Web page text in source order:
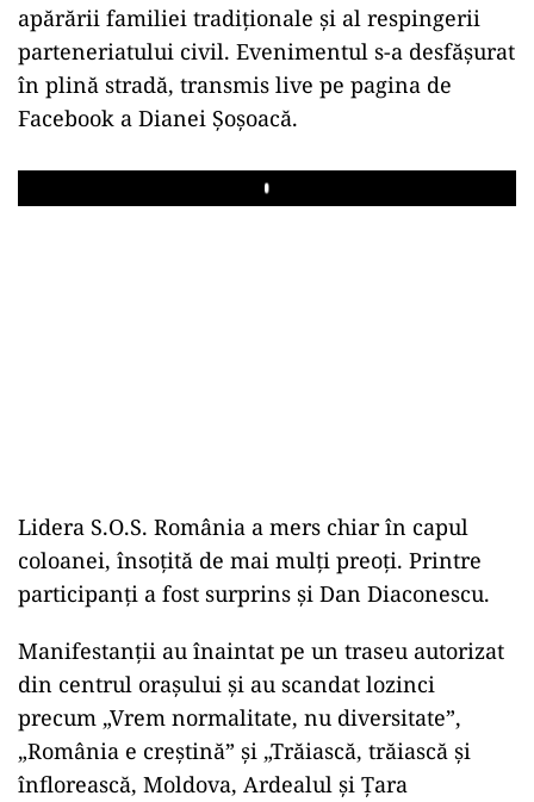
apărării familiei tradiționale și al respingerii
parteneriatului civil. Evenimentul s-a desfășurat
în plină stradă, transmis live pe pagina de
Facebook a Dianei Șoșoacă.
Play
Lidera S.O.S. România a mers chiar în capul
coloanei, însoțită de mai mulți preoți. Printre
participanți a fost surprins și Dan Diaconescu.
Manifestanții au înaintat pe un traseu autorizat
din centrul orașului și au scandat lozinci
precum „Vrem normalitate, nu diversitate”,
„România e creștină” și „Trăiască, trăiască și
înflorească, Moldova, Ardealul și Țara